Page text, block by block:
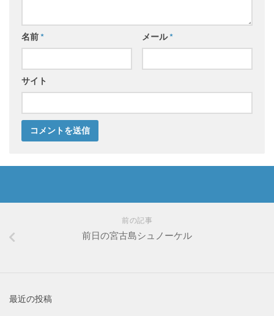
名前* メール*
サイト
前の記事
前日の宮古島シュノーケル
最近の投稿